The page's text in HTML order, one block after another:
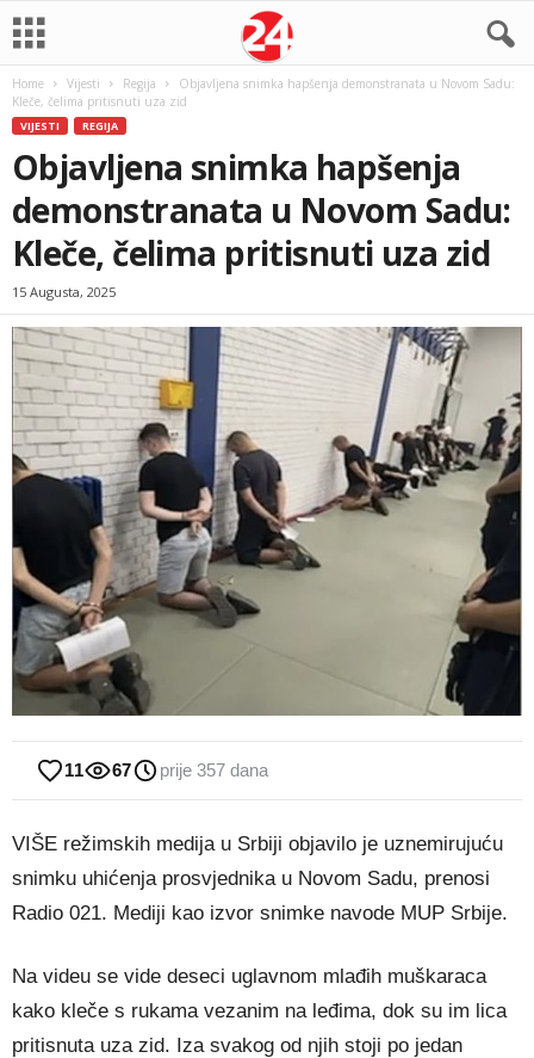
Home Vijesti Regija
Objavljena snimka hapšenja demonstranata u Novom Sadu:
Kleče, čelima pritisnuti uza zid
VIJESTI REGIJA
Objavljena snimka hapšenja
demonstranata u Novom Sadu:
Kleče, čelima pritisnuti uza zid
15 Augusta, 2025
11 67 prije 357 dana
VIŠE režimskih medija u Srbiji objavilo je uznemirujuću
snimku uhićenja prosvjednika u Novom Sadu, prenosi
Radio 021. Mediji kao izvor snimke navode MUP Srbije.
Na videu se vide deseci uglavnom mlađih muškaraca
kako kleče s rukama vezanim na leđima, dok su im lica
pritisnuta uza zid. Iza svakog od njih stoji po jedan